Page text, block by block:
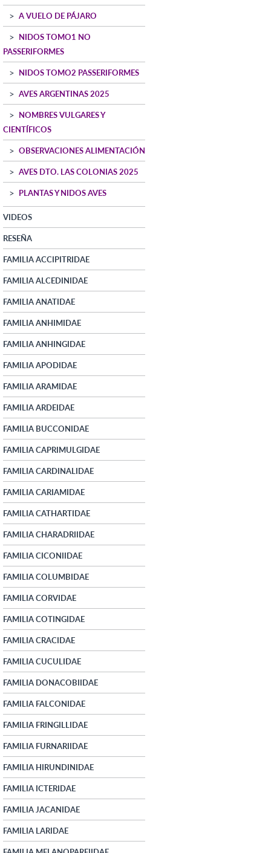
A VUELO DE PÁJARO
NIDOS TOMO1 NO
PASSERIFORMES
NIDOS TOMO2 PASSERIFORMES
AVES ARGENTINAS 2025
NOMBRES VULGARES Y
CIENTÍFICOS
OBSERVACIONES ALIMENTACIÓN
AVES DTO. LAS COLONIAS 2025
PLANTAS Y NIDOS AVES
VIDEOS
RESEÑA
FAMILIA ACCIPITRIDAE
FAMILIA ALCEDINIDAE
FAMILIA ANATIDAE
FAMILIA ANHIMIDAE
FAMILIA ANHINGIDAE
FAMILIA APODIDAE
FAMILIA ARAMIDAE
FAMILIA ARDEIDAE
FAMILIA BUCCONIDAE
FAMILIA CAPRIMULGIDAE
FAMILIA CARDINALIDAE
FAMILIA CARIAMIDAE
FAMILIA CATHARTIDAE
FAMILIA CHARADRIIDAE
FAMILIA CICONIIDAE
FAMILIA COLUMBIDAE
FAMILIA CORVIDAE
FAMILIA COTINGIDAE
FAMILIA CRACIDAE
FAMILIA CUCULIDAE
FAMILIA DONACOBIIDAE
FAMILIA FALCONIDAE
FAMILIA FRINGILLIDAE
FAMILIA FURNARIIDAE
FAMILIA HIRUNDINIDAE
FAMILIA ICTERIDAE
FAMILIA JACANIDAE
FAMILIA LARIDAE